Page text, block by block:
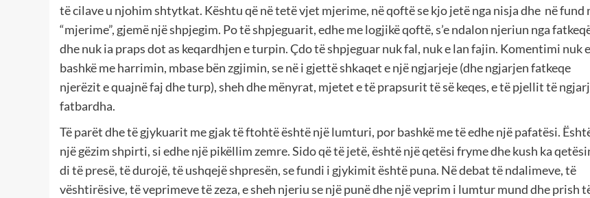
të cilave u njohim shtytkat. Kështu që në tetë vjet mjerime, në qoftë se kjo jetë nga nisja dhe në fund
“mjerime”, gjemë një shpjegim. Po të shpjeguarit, edhe me logjikë qoftë, s’e ndalon njeriun nga
dhe nuk ia praps dot as keqardhjen e turpin. Çdo të shpjeguar nuk fal, nuk e lan fajin. Komentimi nuk
bashkë me harrimin, mbase bën zgjimin, se në i gjettë shkaqet e një ngjarjeje (dhe ngjarjen fatkeqe
njerëzit e quajnë faj dhe turp), sheh dhe mënyrat, mjetet e të prapsurit të së keqes, e të pjellit të
fatbardha.
Të parët dhe të gjykuarit me gjak të ftohtë është një lumturi, por bashkë me të edhe një pafatësi.
një gëzim shpirti, si edhe një pikëllim zemre. Sido që të jetë, është një qetësi fryme dhe kush ka
di të presë, të durojë, të ushqejë shpresën, se fundi i gjykimit është puna. Në debat të ndalimeve, të
vështirësive, të veprimeve të zeza, e sheh njeriu se një punë dhe një veprim i lumtur mund dhe prish